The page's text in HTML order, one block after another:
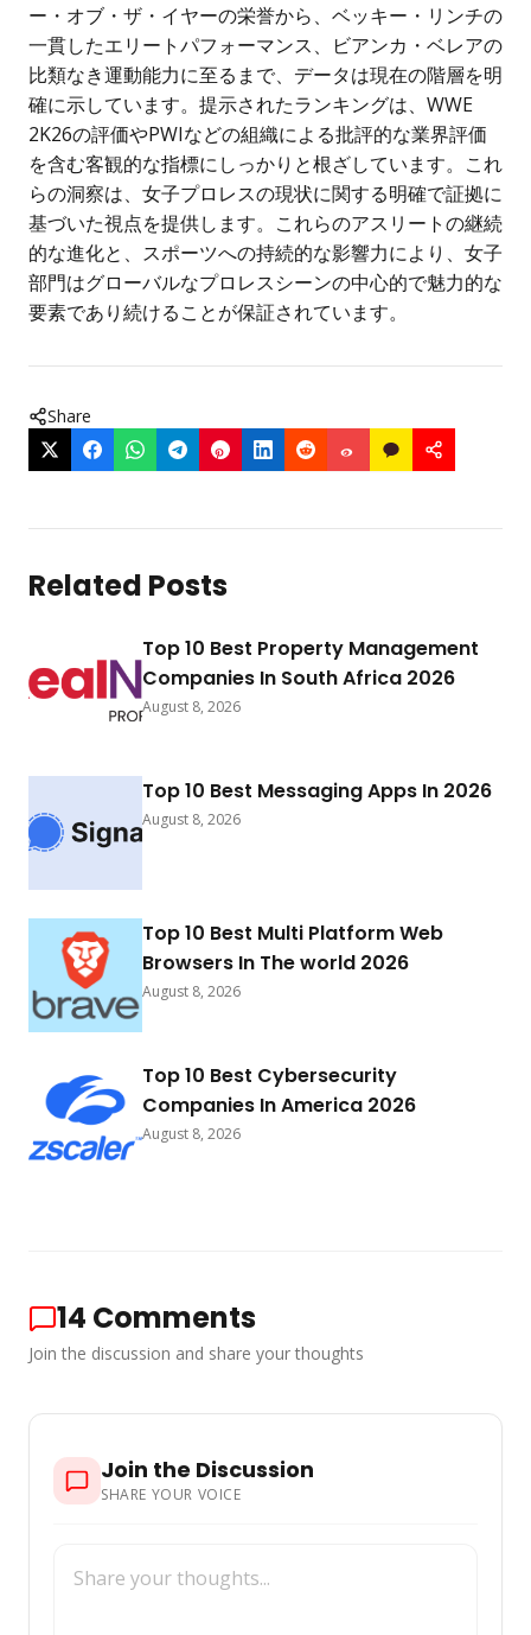
ー・オブ・ザ・イヤーの栄誉から、ベッキー・リンチの
一貫したエリートパフォーマンス、ビアンカ・ベレアの
比類なき運動能力に至るまで、データは現在の階層を明
確に示しています。 提示されたランキングは、WWE
2K26の評価やPWIなどの組織による批評的な業界評価
を含む客観的な指標にしっかりと根ざしています。これ
らの洞察は、女子プロレスの現状に関する明確で証拠に
基づいた視点を提供します。これらのアスリートの継続
的な進化と、スポーツへの持続的な影響力により、女子
部門はグローバルなプロレスシーンの中心的で魅力的な
要素であり続けることが保証されています。
Share
Related Posts
Top 10 Best Property Management
Companies In South Africa 2026
August 8, 2026
Top 10 Best Messaging Apps In 2026
August 8, 2026
Top 10 Best Multi Platform Web
Browsers In The world 2026
August 8, 2026
Top 10 Best Cybersecurity
Companies In America 2026
August 8, 2026
14 Comments
Join the discussion and share your thoughts
Join the Discussion
SHARE YOUR VOICE